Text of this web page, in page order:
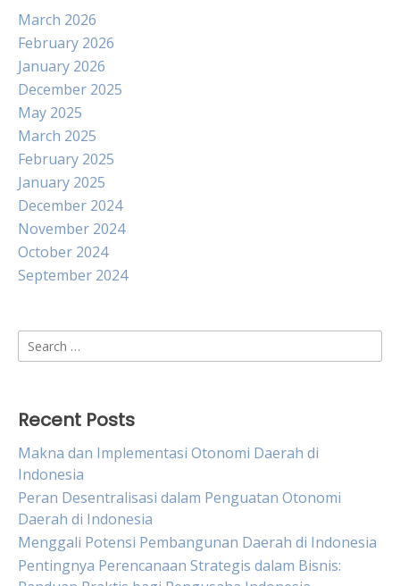
March 2026
February 2026
January 2026
December 2025
May 2025
March 2025
February 2025
January 2025
December 2024
November 2024
October 2024
September 2024
Search
for:
Recent Posts
Makna dan Implementasi Otonomi Daerah di
Indonesia
Peran Desentralisasi dalam Penguatan Otonomi
Daerah di Indonesia
Menggali Potensi Pembangunan Daerah di Indonesia
Pentingnya Perencanaan Strategis dalam Bisnis: